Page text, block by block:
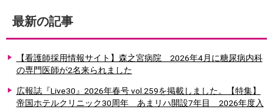
最新の記事
【看護師採用情報サイト】森之宮病院 2026年4月に糖尿病内科
の専門医師が2名来られました
広報誌『Live30』2026年春号 vol.259を掲載しました。【特集】
帝国ホテルクリニック30周年 あまリハ開設7年目 2026年度入